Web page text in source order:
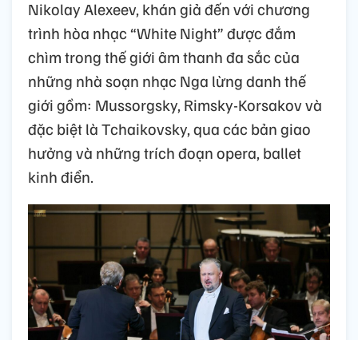
Nikolay Alexeev, khán giả đến với chương
trình hòa nhạc “White Night” được đắm
chìm trong thế giới âm thanh đa sắc của
những nhà soạn nhạc Nga lừng danh thế
giới gồm: Mussorgsky, Rimsky-Korsakov và
đặc biệt là Tchaikovsky, qua các bản giao
hưởng và những trích đoạn opera, ballet
kinh điển.